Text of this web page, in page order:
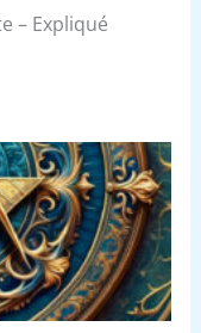
– Expliqué